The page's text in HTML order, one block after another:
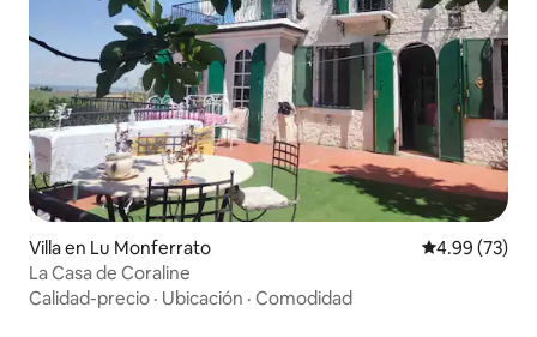
Villa en Lu Monferrato Calificación
4.99 (73)
La Casa de Coraline
Calidad-precio · Ubicación · Comodidad